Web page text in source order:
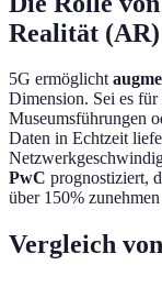
Realität (AR)
5G ermöglicht
Dimension. Sei es
Museumsführungen
Daten in Echtzeit
PwC prognostiziert,
über 150%
Vergleich